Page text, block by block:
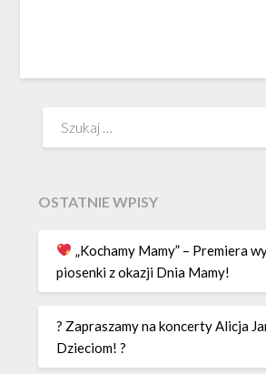
OSTATNIE WPISY
„Kochamy Mamy” – Premiera
piosenki z okazji Dnia Mamy!
? Zapraszamy na koncerty Alicja
Dzieciom! ?